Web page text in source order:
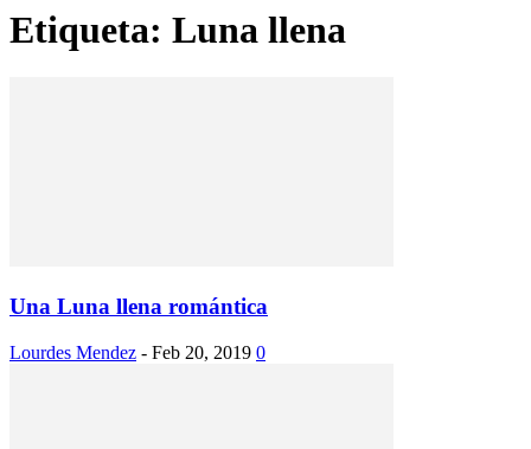
Etiqueta: Luna llena
Una Luna llena romántica
Lourdes Mendez - Feb 20, 2019 0